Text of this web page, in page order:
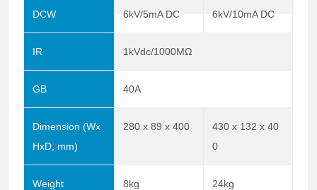
DCW 6kV/5mA DC 6kV/10mA DC
IR 1kVdc/1000MΩ
GB 40A
Dimension (Wx
HxD, mm)
280 x 89 x 400
430 x 132 x 40
0
Weight 8kg 24kg